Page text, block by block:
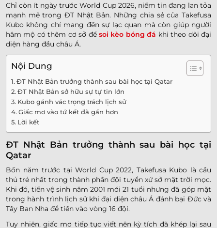
Chỉ còn ít ngày trước World Cup 2026, niềm tin đang lan tỏa
mạnh mẽ trong ĐT Nhật Bản. Những chia sẻ của Takefusa
Kubo không chỉ mang đến sự lạc quan mà còn giúp người
hâm mộ có thêm cơ sở để soi kèo bóng đá khi theo dõi đại
diện hàng đầu châu Á.
Nội Dung
ĐT Nhật Bản trưởng thành sau bài học tại Qatar
ĐT Nhật Bản sở hữu sự tự tin lớn
Kubo gánh vác trọng trách lịch sử
Giấc mơ vào tứ kết đã gần hơn
Lời kết
ĐT Nhật Bản trưởng thành sau bài học tại
Qatar
Bốn năm trước tại World Cup 2022, Takefusa Kubo là cầu
thủ trẻ nhất trong thành phần đội tuyển xứ sở mặt trời mọc.
Khi đó, tiền vệ sinh năm 2001 mới 21 tuổi nhưng đã góp mặt
trong hành trình lịch sử khi đại diện châu Á đánh bại Đức và
Tây Ban Nha để tiến vào vòng 16 đội.
Tuy nhiên, giấc mơ tiếp tục viết nên kỳ tích đã khép lại sau